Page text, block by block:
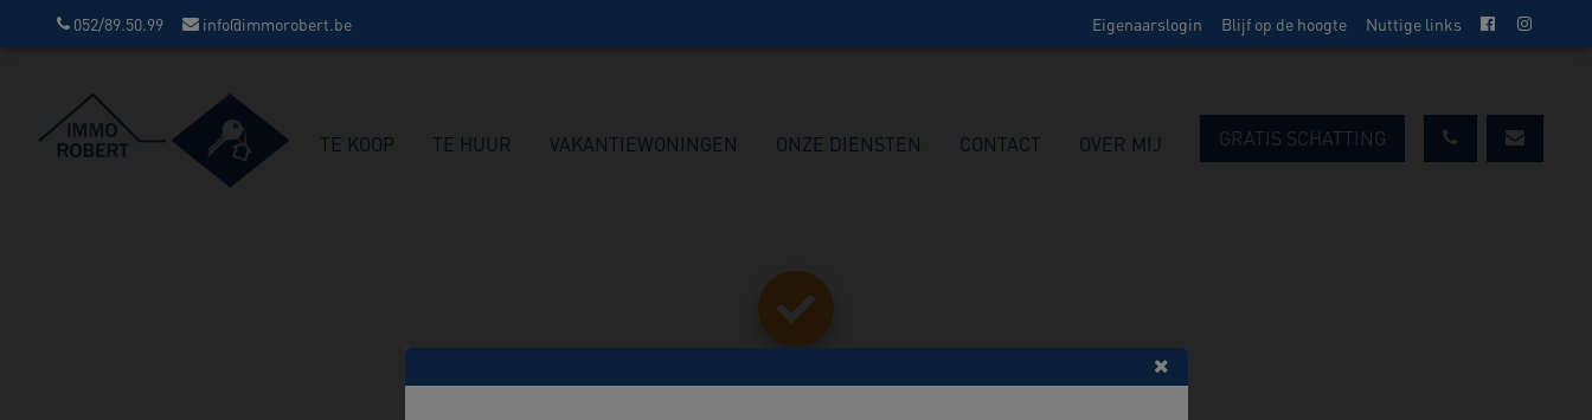
052/89.50.99 info@immorobert.be Eigenaarslogin Blijf op de hoogte Nuttige links
TE KOOP TE HUUR VAKANTIEWONINGEN ONZE DIENSTEN CONTACT OVER MIJ GRATIS SCHATTING